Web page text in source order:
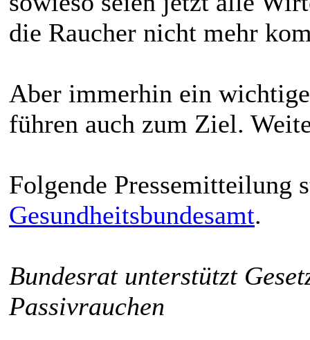
die Raucher nicht mehr
Aber immerhin ein
führen auch zum Ziel.
Folgende Pressemitteilung
Gesundheitsbundesamt.
Bundesrat unterstützt
Passivrauchen